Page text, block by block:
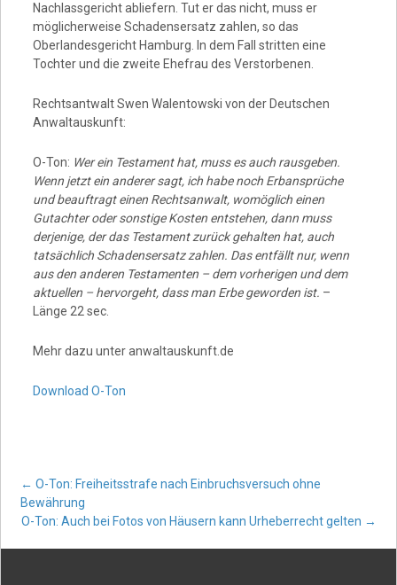
Nachlassgericht abliefern. Tut er das nicht, muss er
möglicherweise Schadensersatz zahlen, so das
Oberlandesgericht Hamburg. In dem Fall stritten eine
Tochter und die zweite Ehefrau des Verstorbenen.
Rechtsantwalt Swen Walentowski von der Deutschen
Anwaltauskunft:
O-Ton: Wer ein Testament hat, muss es auch rausgeben.
Wenn jetzt ein anderer sagt, ich habe noch Erbansprüche
und beauftragt einen Rechtsanwalt, womöglich einen
Gutachter oder sonstige Kosten entstehen, dann muss
derjenige, der das Testament zurück gehalten hat, auch
tatsächlich Schadensersatz zahlen. Das entfällt nur, wenn
aus den anderen Testamenten – dem vorherigen und dem
aktuellen – hervorgeht, dass man Erbe geworden ist. –
Länge 22 sec.
Mehr dazu unter anwaltauskunft.de
Download O-Ton
Post
navigation
← O-Ton: Freiheitsstrafe nach Einbruchsversuch ohne
Bewährung
O-Ton: Auch bei Fotos von Häusern kann Urheberrecht gelten →